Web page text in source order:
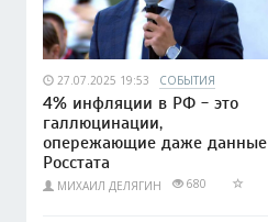
27.07.2025 19:53 СОБЫТИЯ
4% инфляции в РФ - это
галлюцинации,
опережающие даже данные
Росстата
МИХАИЛ ДЕЛЯГИН 680